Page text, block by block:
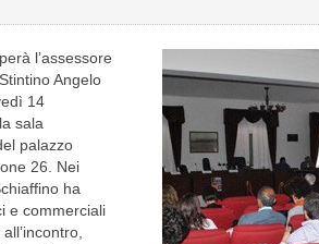
l’assessore
Angelo
14
sala
palazzo
26. Nei
ha
e commerciali